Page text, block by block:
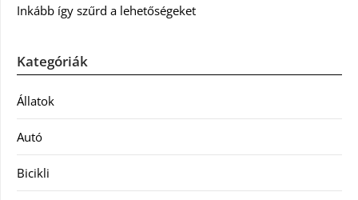
Inkább így szűrd a lehetőségeket
Kategóriák
Állatok
Autó
Bicikli